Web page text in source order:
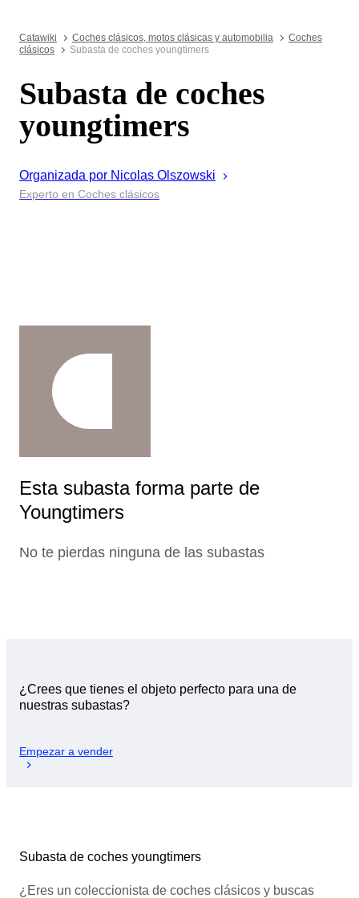
Catawiki Coches clásicos, motos clásicas y automobilia
Coches
clásicos
Subasta de coches youngtimers
Subasta de coches
youngtimers
Organizada por Nicolas Olszowski
Experto en Coches clásicos
Esta subasta forma parte de
Youngtimers
No te pierdas ninguna de las subastas
¿Crees que tienes el objeto perfecto para una de
nuestras subastas?
Empezar a vender
Subasta de coches youngtimers
¿Eres un coleccionista de coches clásicos y buscas